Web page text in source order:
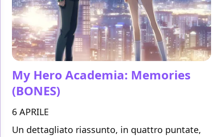
My Hero Academia: Memories
(BONES)
6 APRILE
Un dettagliato riassunto, in quattro puntate,